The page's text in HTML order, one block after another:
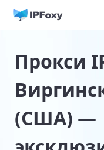
Прокси
(США) —